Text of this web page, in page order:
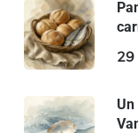
29